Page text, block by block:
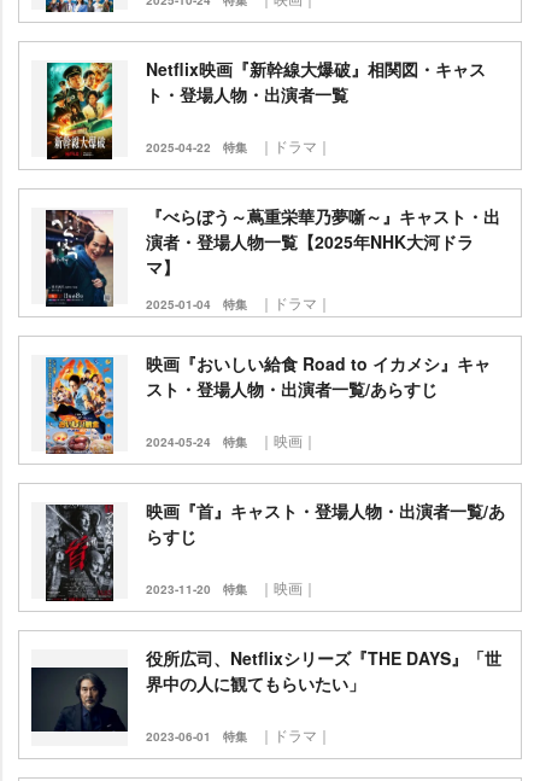
Netflix映画『新幹線大爆破』相関図・キャス
ト・登場人物・出演者一覧
2025-04-22 特集 ｜ドラマ｜
『べらぼう～蔦重栄華乃夢噺～』キャスト・出
演者・登場人物一覧【2025年NHK大河ドラ
マ】
2025-01-04 特集 ｜ドラマ｜
映画『おいしい給食 Road to イカメシ』キャ
スト・登場人物・出演者一覧/あらすじ
2024-05-24 特集 ｜映画｜
映画『首』キャスト・登場人物・出演者一覧/あ
らすじ
2023-11-20 特集 ｜映画｜
役所広司、Netflixシリーズ『THE DAYS』「世
界中の人に観てもらいたい」
2023-06-01 特集 ｜ドラマ｜